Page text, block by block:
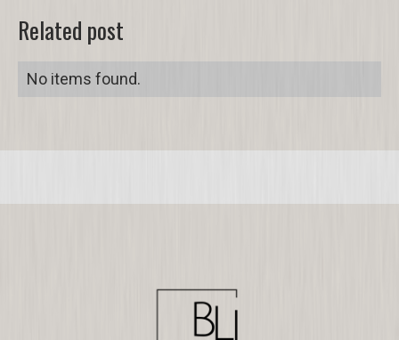
Related post
No items found.